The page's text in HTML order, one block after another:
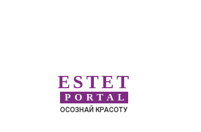
ESTET
PORTAL
ОСОЗНАЙ КРАСОТУ